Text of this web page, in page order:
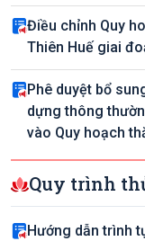
Điều chỉnh Quy
Thiên Huế giai
Phê duyệt bổ
dựng thông
vào Quy hoạch
năm 2030 tỉnh
Quy trình
Hướng dẫn trình